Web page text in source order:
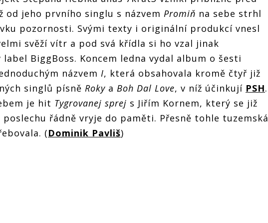
od jeho prvního singlu s názvem Promiň na sebe strhl
pozornosti. Svými texty i originální produkcí vnesl
svěží vítr a pod svá křídla si ho vzal jinak
label BiggBoss. Koncem ledna vydal album o šesti
názvem I, která obsahovala kromě čtyř již
singlů písně Roky a Boh Dal Love, v níž účinkují PSH.
je hit Tygrovanej sprej s Jiřím Kornem, který se již
řádně vryje do paměti. Přesně tohle tuzemská
(Dominik Pavliš)